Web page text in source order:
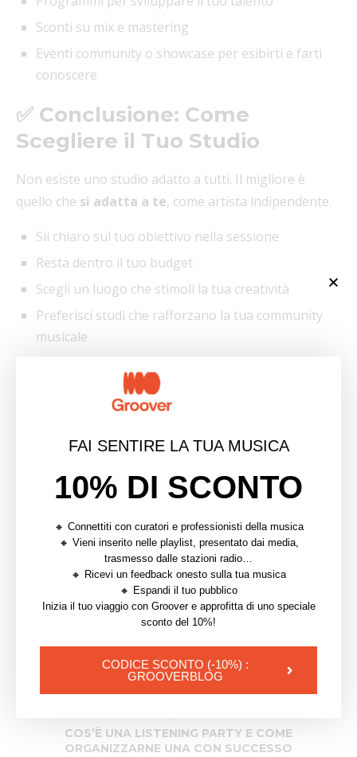
Sconti su mix e mastering
Eventi community o showcase per esibirti e farti
conoscere
✅ Conclusione: Come
Scegliere il Tuo Studio
Non esiste uno studio adatto a tutti. Il migliore è
quello che si adatta a te, come artista indipendente.
Sii chiaro sul tuo obiettivo nella sessione
Resta dentro il tuo budget
Scegli un luogo che stimoli la tua creatività
Preferisci studi che rafforzano la tua community
musicale
Fai crescere il tuo suono,
0 commentaires 0
SOFIJA
COS’È UNA LISTENING PARTY E COME
ORGANIZZARNE UNA CON SUCCESSO
FAI SENTIRE LA TUA MUSICA
10% DI SCONTO
🔸 Connettiti con curatori e professionisti della musica
🔸 Vieni inserito nelle playlist, presentato dai media,
trasmesso dalle stazioni radio…
🔸 Ricevi un feedback onesto sulla tua musica
🔸 Espandi il tuo pubblico
Inizia il tuo viaggio con Groover e approfitta di uno speciale
sconto del 10%!
CODICE SCONTO (-10%) :
GROOVERBLOG